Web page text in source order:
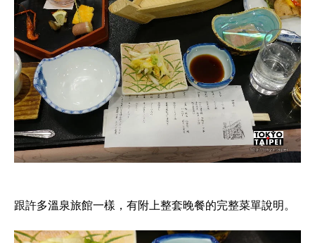
跟許多溫泉旅館一樣，有附上整套晚餐的完整菜單說明。